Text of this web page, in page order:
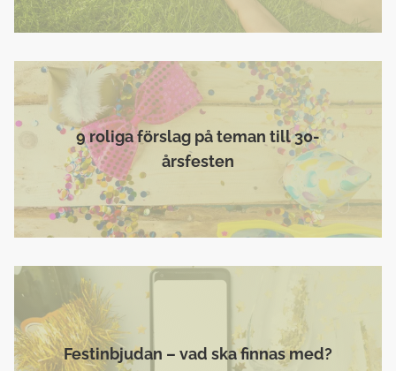
9 roliga förslag på teman till 30-
årsfesten
Festinbjudan – vad ska finnas med?